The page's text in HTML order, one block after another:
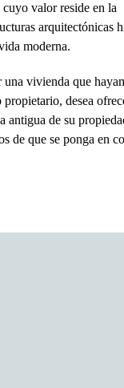
valor reside en la
arquitectónicas
moderna.
una vivienda que
desea
antigua de su
de que se ponga en